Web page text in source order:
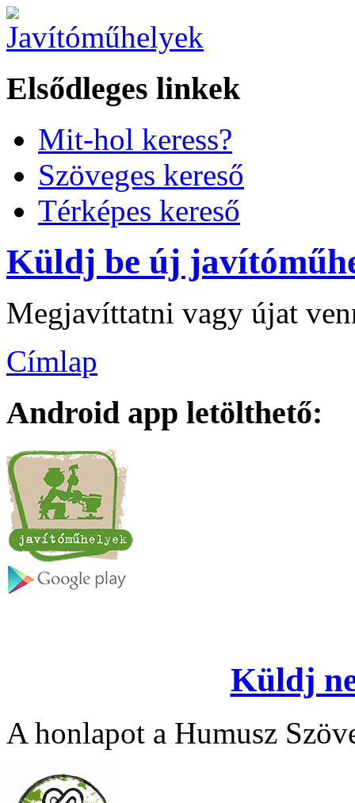
Elsődleges linkek
Mit-hol keress?
Szöveges kereső
Térképes kereső
Küldj be új
Megjavíttatni vagy újat
Címlap
Android app letölthető:
Küldj
A honlapot a Humusz